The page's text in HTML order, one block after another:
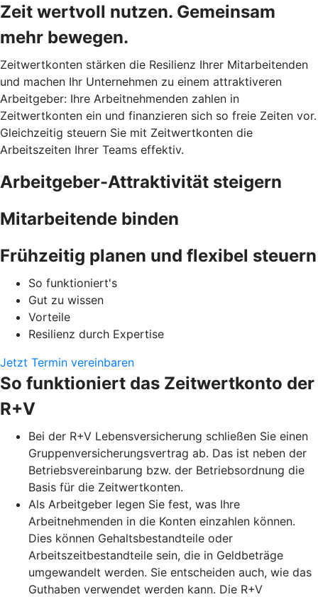
Zeit wertvoll nutzen. Gemeinsam
mehr bewegen.
Zeitwertkonten stärken die Resilienz Ihrer Mitarbeitenden
und machen Ihr Unternehmen zu einem attraktiveren
Arbeitgeber: Ihre Arbeitnehmenden zahlen in
Zeitwertkonten ein und finanzieren sich so freie Zeiten vor.
Gleichzeitig steuern Sie mit Zeitwertkonten die
Arbeitszeiten Ihrer Teams effektiv.
Arbeitgeber-Attraktivität steigern
Mitarbeitende binden
Frühzeitig planen und flexibel steuern
So funktioniert's
Gut zu wissen
Vorteile
Resilienz durch Expertise
Jetzt Termin vereinbaren
So funktioniert das Zeitwertkonto der
R+V
Bei der R+V Lebensversicherung schließen Sie einen
Gruppenversicherungsvertrag ab. Das ist neben der
Betriebsvereinbarung bzw. der Betriebsordnung die
Basis für die Zeitwertkonten.
Als Arbeitgeber legen Sie fest, was Ihre
Arbeitnehmenden in die Konten einzahlen können.
Dies können Gehaltsbestandteile oder
Arbeitszeitbestandteile sein, die in Geldbeträge
umgewandelt werden. Sie entscheiden auch, wie das
Guthaben verwendet werden kann. Die R+V